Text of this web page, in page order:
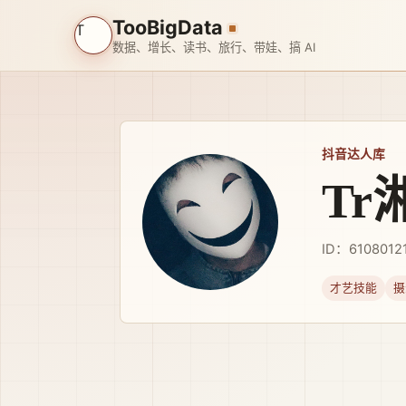
T TooBigData
数据、增长、读书、旅行、带娃、搞 AI
抖音达人库
Tr
ID：
才艺技能